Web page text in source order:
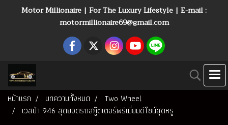
Motor Millionaire | For The Luxury Lifestyle | E-mail :
motormillionaire69@gmail.com
หน้าแรก บทความทั้งหมด
Two Wheel
เวสป้า 946 สุดยอดรถสกู๊ตเตอร์พรีเมี่ยมดีไซน์สุดหรู